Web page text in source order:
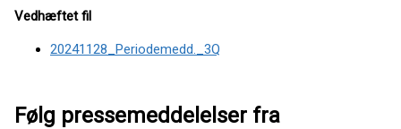
Vedhæftet fil
20241128_Periodemedd._3Q
Følg pressemeddelelser fra